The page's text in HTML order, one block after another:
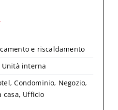
e riscaldamento
Unità interna
Condominio, Negozio,
casa, Ufficio